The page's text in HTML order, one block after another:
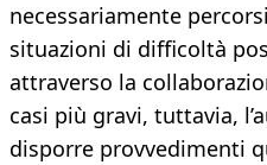
necessariamente
situazioni di difficoltà
attraverso la
casi più gravi, tuttavia,
disporre provvedimenti